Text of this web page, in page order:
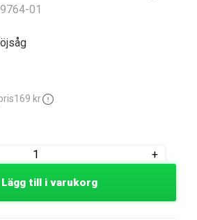
01
169 kr
+
Lägg till i varukorg